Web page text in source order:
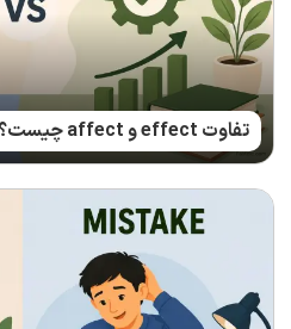
تفاوت effect و affect چیست؟